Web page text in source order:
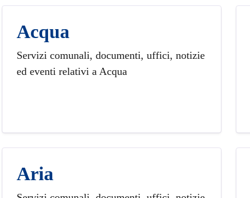
Acqua
Servizi comunali, documenti, uffici, notizie
ed eventi relativi a Acqua
Aria